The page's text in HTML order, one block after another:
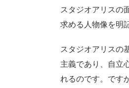
スタジオアリスの
求める人物像を明
スタジオアリスの
主義であり、自立
れるのです。です